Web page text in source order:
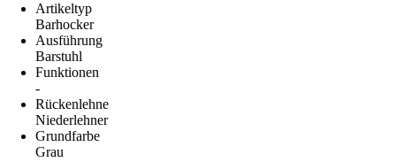
Artikeltyp
Barhocker
Ausführung
Barstuhl
Funktionen
-
Rückenlehne
Niederlehner
Grundfarbe
Grau